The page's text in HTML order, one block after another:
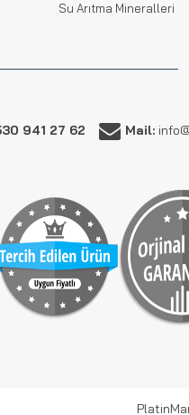
Su Arıtma Mineralleri
941 27 62 Mail: